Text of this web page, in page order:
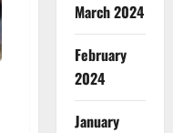
March 2024
February
2024
January